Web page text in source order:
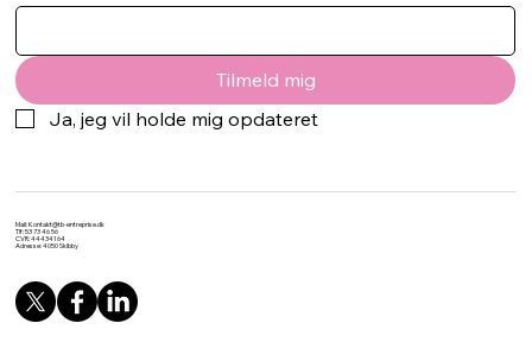
Tilmeld mig
Ja, jeg vil holde mig opdateret
Mail:Kontakt@tb-entreprise.dk
Tlf: 53 73 46 56
CVR: 44434164
Adresse: 4050 Skibby